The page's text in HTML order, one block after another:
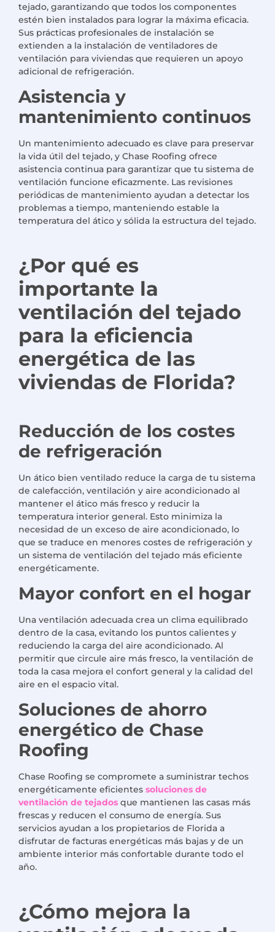
tejado, garantizando que todos los componentes
estén bien instalados para lograr la máxima eficacia.
Sus prácticas profesionales de instalación se
extienden a la instalación de ventiladores de
ventilación para viviendas que requieren un apoyo
adicional de refrigeración.
Asistencia y
mantenimiento continuos
Un mantenimiento adecuado es clave para preservar
la vida útil del tejado, y Chase Roofing ofrece
asistencia continua para garantizar que tu sistema de
ventilación funcione eficazmente. Las revisiones
periódicas de mantenimiento ayudan a detectar los
problemas a tiempo, manteniendo estable la
temperatura del ático y sólida la estructura del tejado.
¿Por qué es
importante la
ventilación del tejado
para la eficiencia
energética de las
viviendas de Florida?
Reducción de los costes
de refrigeración
Un ático bien ventilado reduce la carga de tu sistema
de calefacción, ventilación y aire acondicionado al
mantener el ático más fresco y reducir la
temperatura interior general. Esto minimiza la
necesidad de un exceso de aire acondicionado, lo
que se traduce en menores costes de refrigeración y
un sistema de ventilación del tejado más eficiente
energéticamente.
Mayor confort en el hogar
Una ventilación adecuada crea un clima equilibrado
dentro de la casa, evitando los puntos calientes y
reduciendo la carga del aire acondicionado. Al
permitir que circule aire más fresco, la ventilación de
toda la casa mejora el confort general y la calidad del
aire en el espacio vital.
Soluciones de ahorro
energético de Chase
Roofing
Chase Roofing se compromete a suministrar techos
energéticamente eficientes soluciones de
ventilación de tejados que mantienen las casas más
frescas y reducen el consumo de energía. Sus
servicios ayudan a los propietarios de Florida a
disfrutar de facturas energéticas más bajas y de un
ambiente interior más confortable durante todo el
año.
¿Cómo mejora la